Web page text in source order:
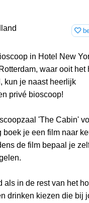
in Hotel New
waar ooit het
kun je naast heerlijk
privé bioscoop!
'The Cabin'
je een film naar
de film bepaal je
als in de rest van het
drinken kiezen die bij